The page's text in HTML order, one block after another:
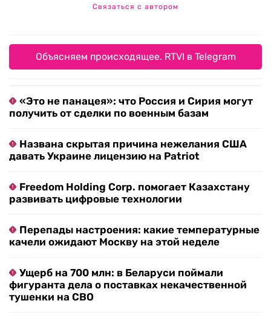
Связаться с автором
Объясняем происходящее. RTVI в Telegram
«Это не панацея»: что Россия и Сирия могут
получить от сделки по военным базам
Названа скрытая причина нежелания США
давать Украине лицензию на Patriot
Freedom Holding Corp. помогает Казахстану
развивать цифровые технологии
Перепады настроения: какие температурные
качели ожидают Москву на этой неделе
Ущерб на 700 млн: в Беларуси поймали
фигуранта дела о поставках некачественной
тушенки на СВО